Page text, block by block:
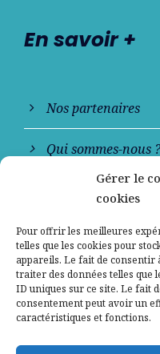
Gérer le
cookies
Pour offrir les meilleures
telles que les cookies pour
appareils. Le fait de consentir
traiter des données telles que
ID uniques sur ce site. Le fait
consentement peut avoir un
caractéristiques et fonctions.
En savoir +
Nos partenaires
Qui sommes-nous ?
Contactez-nous
Mentions légales
Politique de